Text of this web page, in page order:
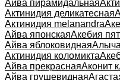
Айва пирамидальная
Актинидия деликатесная
Актинидия melanandra
Айва японскаяАкебия
Айва яблоковиднаяАлыча
Актинидия коломикта
Айва прекраснаяАконит
Айва грушевидная